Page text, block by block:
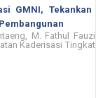
GMNI, Tekankan
M. Fathul Fauzi
Kaderisasi Tingkat